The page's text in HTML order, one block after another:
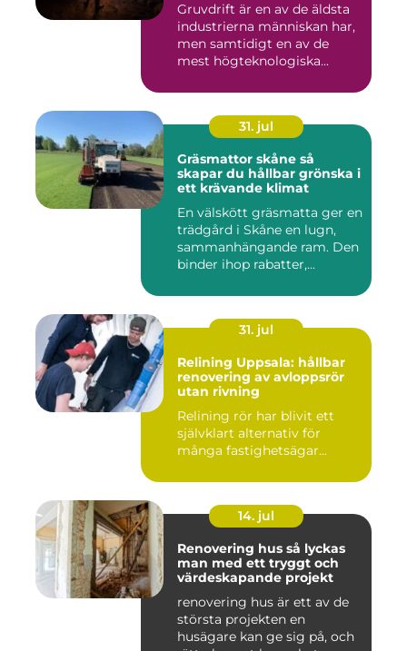
Gruvdrift är en av de äldsta
industrierna människan har,
men samtidigt en av de
mest högteknologiska...
31. jul
Gräsmattor skåne så
skapar du hållbar grönska i
ett krävande klimat
En välskött gräsmatta ger en
trädgård i Skåne en lugn,
sammanhängande ram. Den
binder ihop rabatter,...
31. jul
Relining Uppsala: hållbar
renovering av avloppsrör
utan rivning
Relining rör har blivit ett
självklart alternativ för
många fastighetsägar...
14. jul
Renovering hus så lyckas
man med ett tryggt och
värdeskapande projekt
renovering hus är ett av de
största projekten en
husägare kan ge sig på, och